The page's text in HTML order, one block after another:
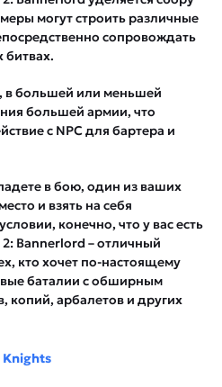
могут строить различные
сопровождать
битвах.
в большей или меньшей
большей армии, что
с NPC для бартера и
в бою, один из ваших
и взять на себя
конечно, что у вас есть
Bannerlord – отличный
кто хочет по-настоящему
баталии с обширным
копий, арбалетов и других
Knights